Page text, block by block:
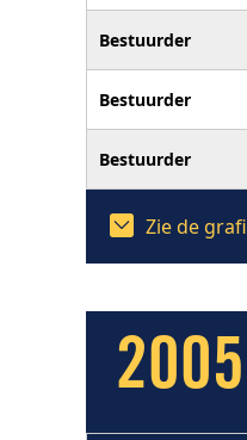
Bestuurder
Bestuurder
Bestuurder
Zie de
2005